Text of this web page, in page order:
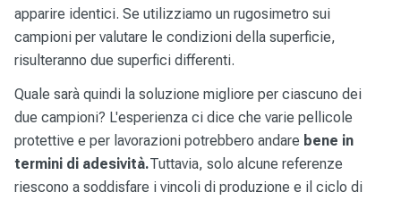
apparire identici. Se utilizziamo un rugosimetro sui
campioni per valutare le condizioni della superficie,
risulteranno due superfici differenti.
Quale sarà quindi la soluzione migliore per ciascuno dei
due campioni? L'esperienza ci dice che varie pellicole
protettive e per lavorazioni potrebbero andare bene in
termini di adesività.Tuttavia, solo alcune referenze
riescono a soddisfare i vincoli di produzione e il ciclo di